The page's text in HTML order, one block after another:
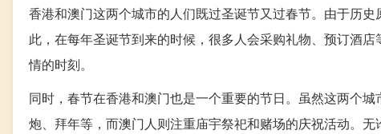
香港和澳门这两个城市的人们既过圣诞节又过春节。由于历
此，在每年圣诞节到来的时候，很多人会采购礼物、预订酒
情的时刻。
同时，春节在香港和澳门也是一个重要的节日。虽然这两个
炮、拜年等，而澳门人则注重庙宇祭祀和赌场的庆祝活动。